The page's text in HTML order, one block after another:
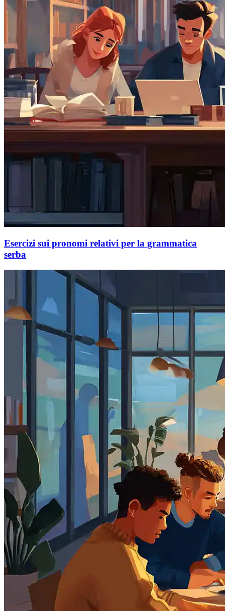
Esercizi sui pronomi relativi per la grammatica
serba